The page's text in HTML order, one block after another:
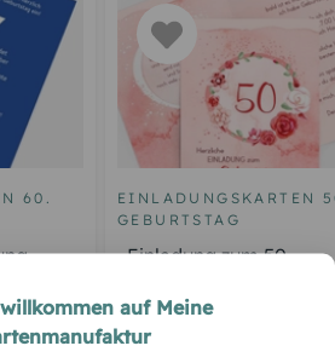
60.
EINLADUNGSKARTEN
GEBURTSTAG
Einladung zum 50.
auf Meine